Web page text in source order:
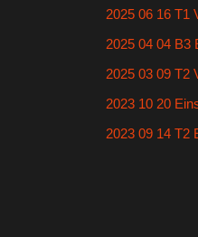
2025 06 16 T1
2025 04 04 B3
2025 03 09 T2
2023 10 20
2023 09 14 T2